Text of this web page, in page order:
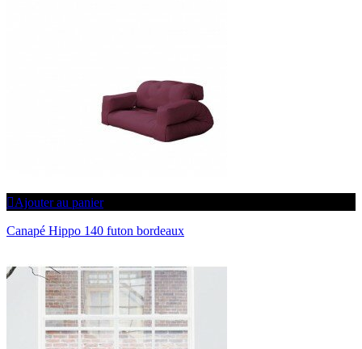
Ajouter au panier
Canapé Hippo 140 futon bordeaux